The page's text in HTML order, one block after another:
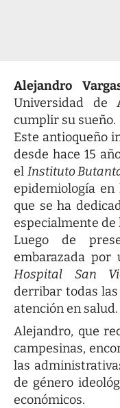
Alejandro
Universidad de
cumplir su sueño.
Este antioqueño
desde hace 15
el Instituto
epidemiología en
que se ha
especialmente de
Luego de
embarazada por
Hospital San
derribar todas
atención en salud.
Alejandro, que
campesinas,
las
de género
económicos.